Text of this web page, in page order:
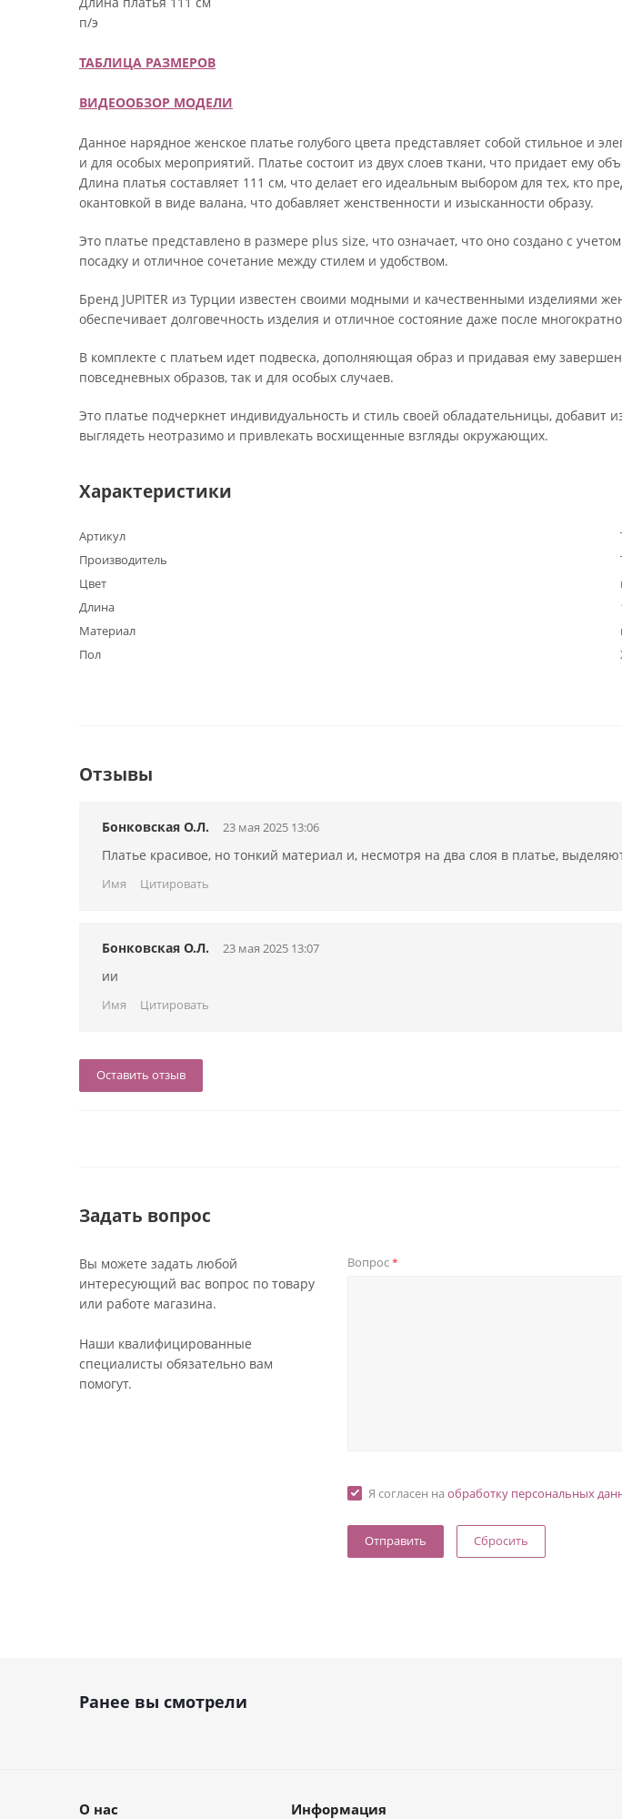
п/э
ТАБЛИЦА РАЗМЕРОВ
ВИДЕООБЗОР МОДЕЛИ
Данное нарядное женское платье голубого цвета представляет собой стильное и
и для особых мероприятий. Платье состоит из двух слоев ткани, что придает ему
Длина платья составляет 111 см, что делает его идеальным выбором для тех, кто
окантовкой в виде валана, что добавляет женственности и изысканности образу.
Это платье представлено в размере plus size, что означает, что оно создано с
посадку и отличное сочетание между стилем и удобством.
Бренд JUPITER из Турции известен своими модными и качественными изделиями
обеспечивает долговечность изделия и отличное состояние даже после
В комплекте с платьем идет подвеска, дополняющая образ и придавая ему
повседневных образов, так и для особых случаев.
Это платье подчеркнет индивидуальность и стиль своей обладательницы,
выглядеть неотразимо и привлекать восхищенные взгляды окружающих.
Характеристики
Артикул
Производитель
Цвет
Длина
Материал
Пол
Отзывы
Бонковская О.Л. 23 мая 2025 13:06
Платье красивое, но тонкий материал и, несмотря на два слоя в платье,
Имя Цитировать
Бонковская О.Л. 23 мая 2025 13:07
ии
Имя Цитировать
Оставить отзыв
Задать вопрос
Вы можете задать любой
интересующий вас вопрос по товару
или работе магазина.
Наши квалифицированные
специалисты обязательно вам
помогут.
Вопрос*
Я согласен на обработку персональных
Сбросить
Ранее вы смотрели
О нас Информация